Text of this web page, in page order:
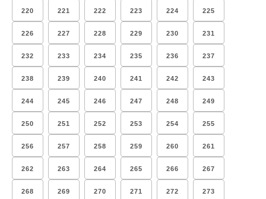
220 221 222 223 224 225
226 227 228 229 230 231
232 233 234 235 236 237
238 239 240 241 242 243
244 245 246 247 248 249
250 251 252 253 254 255
256 257 258 259 260 261
262 263 264 265 266 267
268 269 270 271 272 273